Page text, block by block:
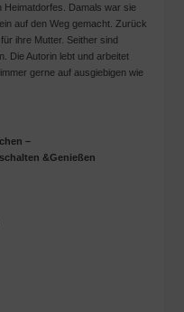
Damals war sie
auf den Weg gemacht. Zurück
ihre Mutter. Seither sind
Die Autorin lebt und arbeitet
gerne auf ausgiebigen wie
–
&Genießen